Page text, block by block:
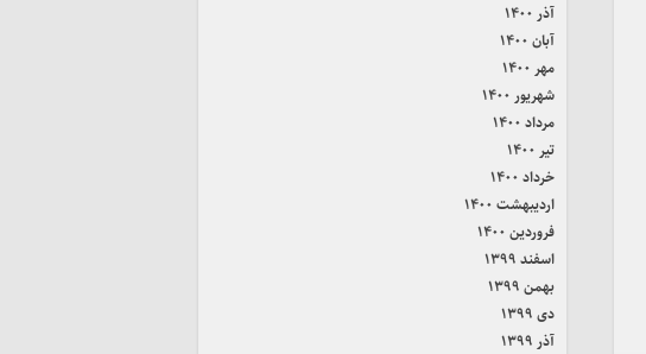
آذر ۱۴۰۰
آبان ۱۴۰۰
مهر ۱۴۰۰
شهریور ۱۴۰۰
مرداد ۱۴۰۰
تیر ۱۴۰۰
خرداد ۱۴۰۰
اردیبهشت ۱۴۰۰
فروردین ۱۴۰۰
اسفند ۱۳۹۹
بهمن ۱۳۹۹
دی ۱۳۹۹
آذر ۱۳۹۹